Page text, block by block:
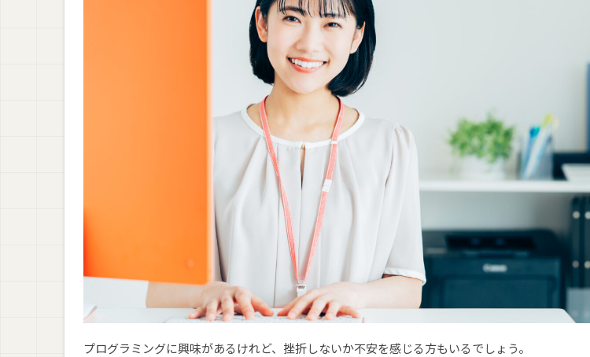
プログラミングに興味があるけれど、挫折しないか不安を感じる方もいるでしょう。